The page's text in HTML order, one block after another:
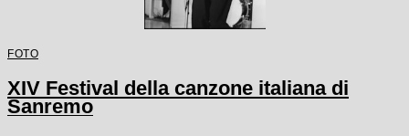
FOTO
XIV Festival della canzone italiana di
Sanremo